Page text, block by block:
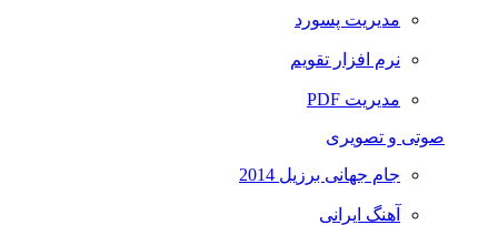
مدیریت پسورد
نرم افزار تقویم
مدیریت PDF
صوتی و تصویری
جام جهانی برزیل 2014
آهنگ ایرانی